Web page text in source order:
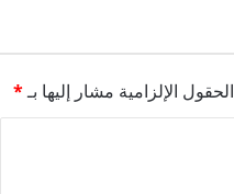
الحقول الإلزامية مشار إليها بـ*